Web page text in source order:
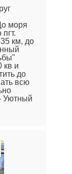
моря
км, до
кв и
до
всю
Уютный